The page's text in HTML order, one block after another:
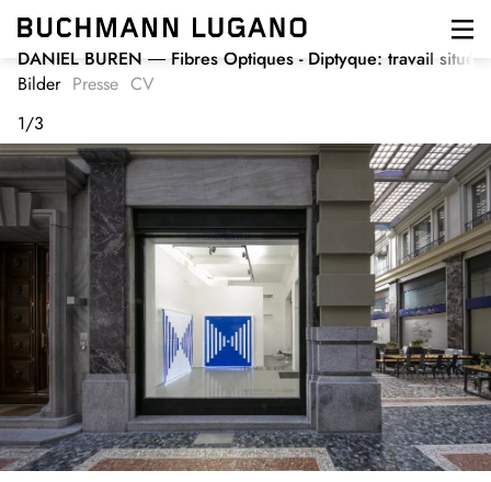
Direkt
zum
Inhalt
DANIEL BUREN
Fibres Optiques - Diptyque: travail situé
Bilder Presse CV
1/3